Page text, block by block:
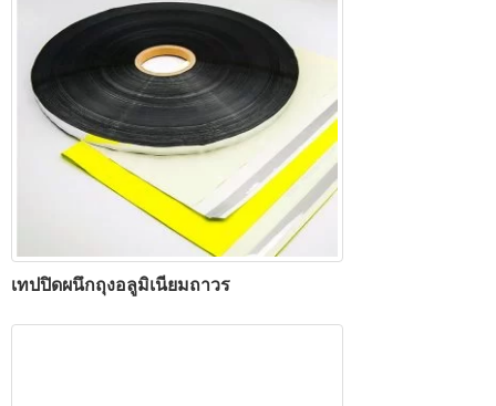
เทปปิดผนึกถุงอลูมิเนียมถาวร